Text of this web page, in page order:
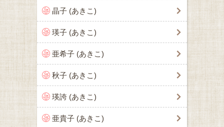
晶子 (あきこ)
瑛子 (あきこ)
亜希子 (あきこ)
秋子 (あきこ)
瑛誇 (あきこ)
亜貴子 (あきこ)